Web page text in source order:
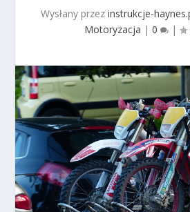
Wysłany przez instrukcje-
Motoryzacja | 0 |